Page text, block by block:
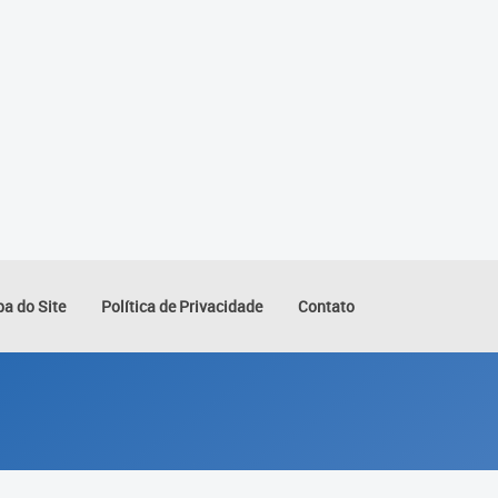
do Site Política de Privacidade Contato